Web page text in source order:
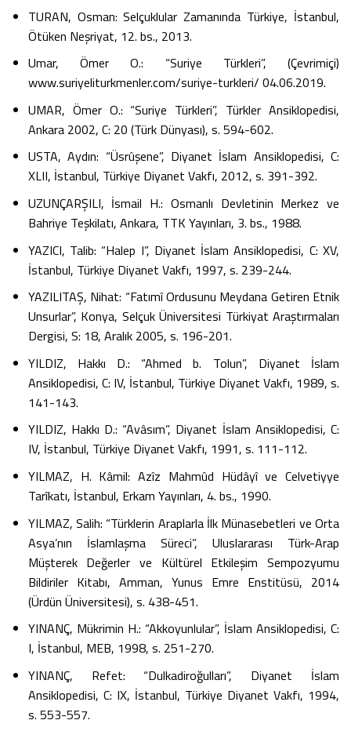
TURAN, Osman: Selçuklular Zamanında Türkiye, İstanbul,
Ötüken Neşriyat, 12. bs., 2013.
Umar, Ömer O.: “Suriye Türkleri”, (Çevrimiçi)
www.suriyeliturkmenler.com/suriye-turkleri/ 04.06.2019.
UMAR, Ömer O.: “Suriye Türkleri”, Türkler Ansiklopedisi,
Ankara 2002, C: 20 (Türk Dünyası), s. 594-602.
USTA, Aydın: “Üsrûşene”, Diyanet İslam Ansiklopedisi, C:
XLII, İstanbul, Türkiye Diyanet Vakfı, 2012, s. 391-392.
UZUNÇARŞILI, İsmail H.: Osmanlı Devletinin Merkez ve
Bahriye Teşkilatı, Ankara, TTK Yayınları, 3. bs., 1988.
YAZICI, Talib: “Halep I”, Diyanet İslam Ansiklopedisi, C: XV,
İstanbul, Türkiye Diyanet Vakfı, 1997, s. 239-244.
YAZILITAŞ, Nihat: “Fatımî Ordusunu Meydana Getiren Etnik
Unsurlar”, Konya, Selçuk Üniversitesi Türkiyat Araştırmaları
Dergisi, S: 18, Aralık 2005, s. 196-201.
YILDIZ, Hakkı D.: “Ahmed b. Tolun”, Diyanet İslam
Ansiklopedisi, C: IV, İstanbul, Türkiye Diyanet Vakfı, 1989, s.
141-143.
YILDIZ, Hakkı D.: “Avâsım”, Diyanet İslam Ansiklopedisi, C:
IV, İstanbul, Türkiye Diyanet Vakfı, 1991, s. 111-112.
YILMAZ, H. Kâmil: Azîz Mahmûd Hüdâyî ve Celvetiyye
Tarîkatı, İstanbul, Erkam Yayınları, 4. bs., 1990.
YILMAZ, Salih: “Türklerin Araplarla İlk Münasebetleri ve Orta
Asya’nın İslamlaşma Süreci”, Uluslararası Türk-Arap
Müşterek Değerler ve Kültürel Etkileşim Sempozyumu
Bildiriler Kitabı, Amman, Yunus Emre Enstitüsü, 2014
(Ürdün Üniversitesi), s. 438-451.
YINANÇ, Mükrimin H.: “Akkoyunlular”, İslam Ansiklopedisi, C:
I, İstanbul, MEB, 1998, s. 251-270.
YINANÇ, Refet: “Dulkadiroğulları”, Diyanet İslam
Ansiklopedisi, C: IX, İstanbul, Türkiye Diyanet Vakfı, 1994,
s. 553-557.